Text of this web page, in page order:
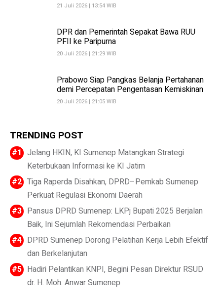
21 Juli 2026 | 13:54 WIB
DPR dan Pemerintah Sepakat Bawa RUU
PFII ke Paripurna
20 Juli 2026 | 21:29 WIB
Prabowo Siap Pangkas Belanja Pertahanan
demi Percepatan Pengentasan Kemiskinan
20 Juli 2026 | 21:05 WIB
TRENDING POST
Jelang HKIN, KI Sumenep Matangkan Strategi
Keterbukaan Informasi ke KI Jatim
Tiga Raperda Disahkan, DPRD–Pemkab Sumenep
Perkuat Regulasi Ekonomi Daerah
Pansus DPRD Sumenep: LKPj Bupati 2025 Berjalan
Baik, Ini Sejumlah Rekomendasi Perbaikan
DPRD Sumenep Dorong Pelatihan Kerja Lebih Efektif
dan Berkelanjutan
Hadiri Pelantikan KNPI, Begini Pesan Direktur RSUD
dr. H. Moh. Anwar Sumenep